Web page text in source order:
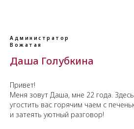
Администратор
Вожатая
Даша Голубкина
Привет!
Меня зовут Даша, мне 22 года.
угостить вас горячим чаем с
и затеять уютный разговор!